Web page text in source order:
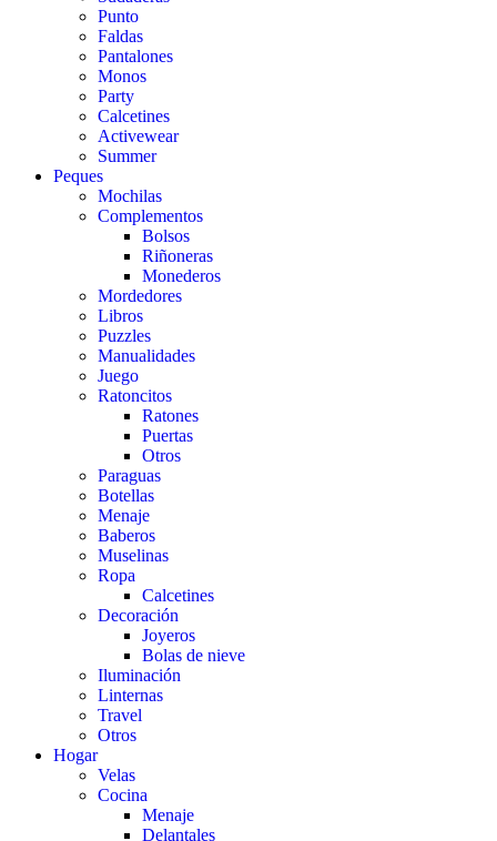
Punto
Faldas
Pantalones
Monos
Party
Calcetines
Activewear
Summer
Peques
Mochilas
Complementos
Bolsos
Riñoneras
Monederos
Mordedores
Libros
Puzzles
Manualidades
Juego
Ratoncitos
Ratones
Puertas
Otros
Paraguas
Botellas
Menaje
Baberos
Muselinas
Ropa
Calcetines
Decoración
Joyeros
Bolas de nieve
Iluminación
Linternas
Travel
Otros
Hogar
Velas
Cocina
Menaje
Delantales